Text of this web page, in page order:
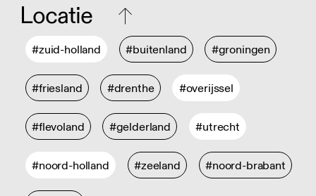
Locatie
#zuid-holland #buitenland #groningen
#friesland #drenthe #overijssel
#flevoland #gelderland #utrecht
#noord-holland #zeeland #noord-brabant